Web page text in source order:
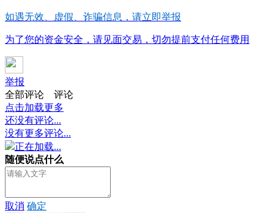
如遇无效、虚假、诈骗信息，请立即举报
为了您的资金安全，请见面交易，切勿提前支付任何费用
举报
全部评论
评论
点击加载更多
还没有评论...
没有更多评论...
正在加载...
随便说点什么
取消 确定